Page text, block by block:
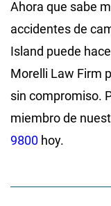
Ahora que sabe
accidentes de
Island puede
Morelli Law Firm
sin compromiso.
miembro de
9800 hoy.